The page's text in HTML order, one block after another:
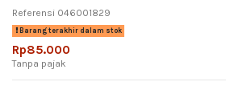
Referensi 046001829
Barang terakhir dalam stok
Rp85.000
Tanpa pajak